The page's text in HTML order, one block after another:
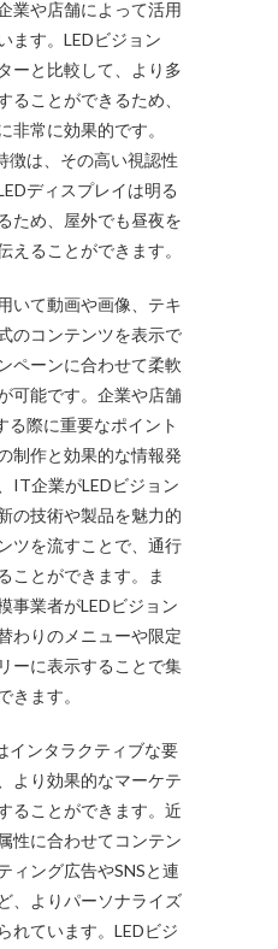
業や店舗によって活用
ます。 LEDビジョン
ーと比較して、より多
ることができるため、
非常に効果的です。
徴は、その高い視認性
ディスプレイは明る
ため、屋外でも昼夜を
えることができます。
いて動画や画像、テキ
のコンテンツを表示で
ペーンに合わせて柔軟
可能です。企業や店舗
る際に重要なポイント
制作と効果的な情報発
IT企業がLEDビジョン
の技術や製品を魅力的
ツを流すことで、通行
ことができます。ま
事業者がLEDビジョン
わりのメニューや限定
ーに表示することで集
きます。
インタラクティブな要
より効果的なマーケテ
ることができます。近
性に合わせてコンテン
ィング広告やSNSと連
、よりパーソナライズ
れています。LEDビジ